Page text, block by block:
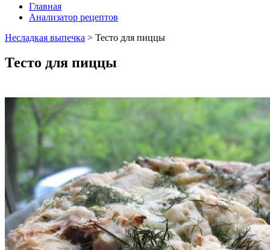
Главная
Анализатор рецептов
Несладкая выпечка > Тесто для пиццы
Тесто для пиццы